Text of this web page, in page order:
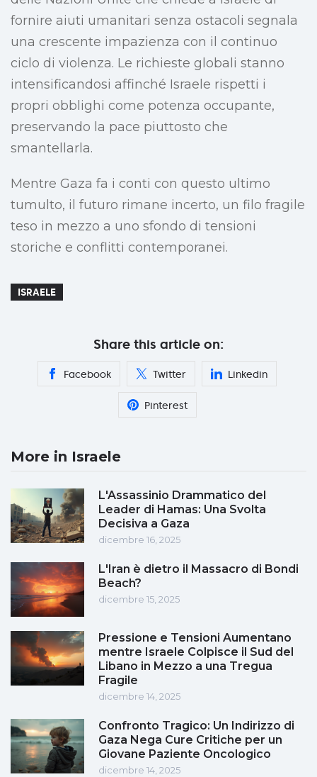
fornire aiuti umanitari senza ostacoli segnala
una crescente impazienza con il continuo
ciclo di violenza. Le richieste globali stanno
intensificandosi affinché Israele rispetti i
propri obblighi come potenza occupante,
preservando la pace piuttosto che
smantellarla.
Mentre Gaza fa i conti con questo ultimo
tumulto, il futuro rimane incerto, un filo fragile
teso in mezzo a uno sfondo di tensioni
storiche e conflitti contemporanei.
ISRAELE
Share this article on:
Facebook Twitter Linkedin
Pinterest
More in Israele
L'Assassinio Drammatico del
Leader di Hamas: Una Svolta
Decisiva a Gaza
dicembre 16, 2025
L'Iran è dietro il Massacro di Bondi
Beach?
dicembre 15, 2025
Pressione e Tensioni Aumentano
mentre Israele Colpisce il Sud del
Libano in Mezzo a una Tregua
Fragile
dicembre 14, 2025
Confronto Tragico: Un Indirizzo di
Gaza Nega Cure Critiche per un
Giovane Paziente Oncologico
dicembre 14, 2025